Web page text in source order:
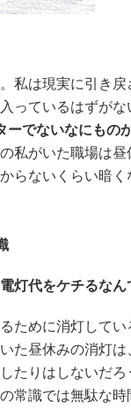
私は現実に引き
っているはずが
ーでないなにもの
私がいた職場は
らないくらい暗く
灯代をケチるなん
ために消灯して
た昼休みの消灯
たりはしないだ
常識では無駄な